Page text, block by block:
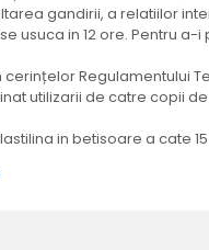
gandirii, a relatiilor
usuca in 12 ore. Pentru
Regulamentului
utilizarii de catre copii
in betisoare a cate